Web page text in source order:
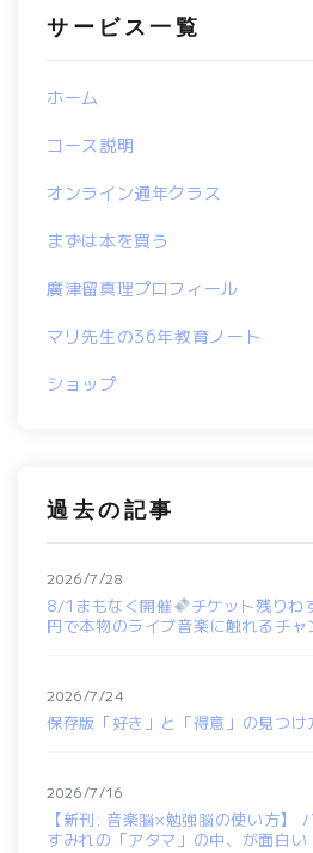
サービス一覧
ホーム
コース説明
オンライン通年クラス
まずは本を買う
廣津留真理プロフィール
マリ先生の36年教育ノート
ショップ
過去の記事
8/1まもなく開催
チケット残り
円で本物のライブ音楽に触れるチャ
2026/7/28
保存版「好き」と「得意」の見つけ
2026/7/24
【新刊: 音楽脳×勉強脳の使い方】
すみれの「アタマ」の中、が面白い
2026/7/16